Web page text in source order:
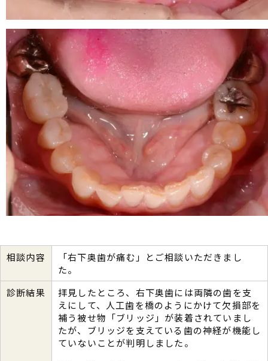
相談内容
「右下奥歯が痛む」とご相談いただきまし
た。
診断結果
拝見したところ、右下奥歯には両隣の歯を支
えにして、人工歯を橋のようにかけて欠損部を
補う被せ物「ブリッジ」が装着されていまし
たが、ブリッジを支えている歯の神経が機能し
ていないことが判明しました。